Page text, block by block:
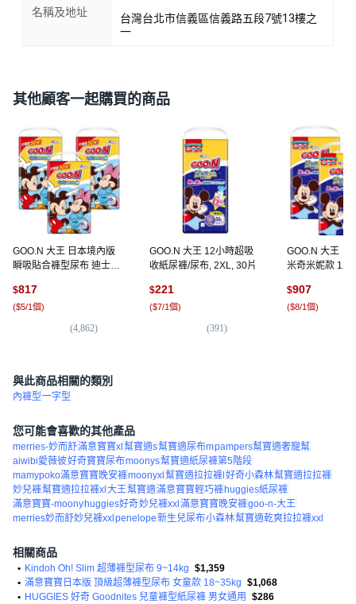
名稱及地址
台灣台北市信義區信義路五段7號13樓之
一
其他顧客一起購買的商品
GOO.N 大王 日本境內版
瞬吸貼合褲型尿布 迪士尼
$817
($5/1個)
(4,862)
GOO.N 大王 12小時超吸
收紙尿褲/尿布, 2XL, 30片
$221
($7/1個)
(391)
GOO.N 大王 日
米奇米妮款 12
120片
$907
($8/1個)
與此商品相關的類別
內褲型一字型
您可能會喜歡的其他產品
merries-妙而舒滿意寶寶xl幫寶適s幫寶適尿布mpampers幫寶適奢寵幫
aiwibi愛薇彼好奇寶寶尿布moonys幫寶適紙尿褲第5階段
mamypoko滿意寶寶晚安褲moonyxl幫寶適拉拉褲l好奇小森林幫寶適拉拉褲
妙兒褲幫寶適拉拉褲xl大王幫寶適滿意寶寶輕巧褲huggies紙尿褲
滿意寶寶-moonyhuggies好奇妙兒褲xxl滿意寶寶晚安褲goo-n-大王
merries妙而舒妙兒褲xxlpenelope新生兒尿布小森林幫寶適乾爽拉拉褲xxl
相關商品
• Kindoh Oh! Slim 超薄褲型尿布 9~14kg $1,359
• 滿意寶寶日本版 頂級超薄褲型尿布 女童款 18~35kg $1,068
• HUGGIES 好奇 Goodnites 兒童褲型紙尿褲 男女通用
$286